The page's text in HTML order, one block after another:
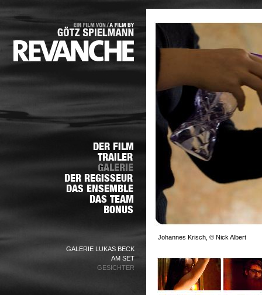
GALERIE LUKAS BECK
AM SET
GESICHTER
Johannes Krisch, © Nick Albert